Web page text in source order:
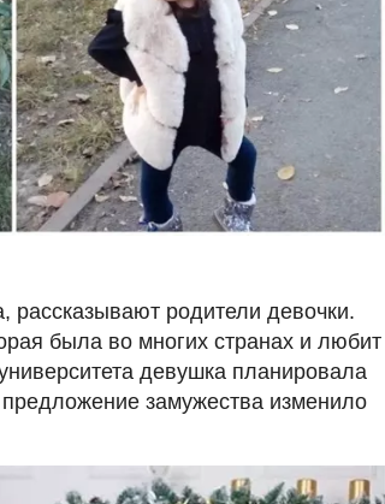
рассказывают родители девочки.
была во многих странах и любит
девушка планировала
замужества изменило